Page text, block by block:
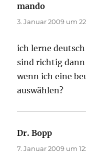
mando
3. Januar 2009 um
ich lerne
sind richtig
wenn ich eine
auswählen?
Dr. Bopp
7. Januar 2009 um